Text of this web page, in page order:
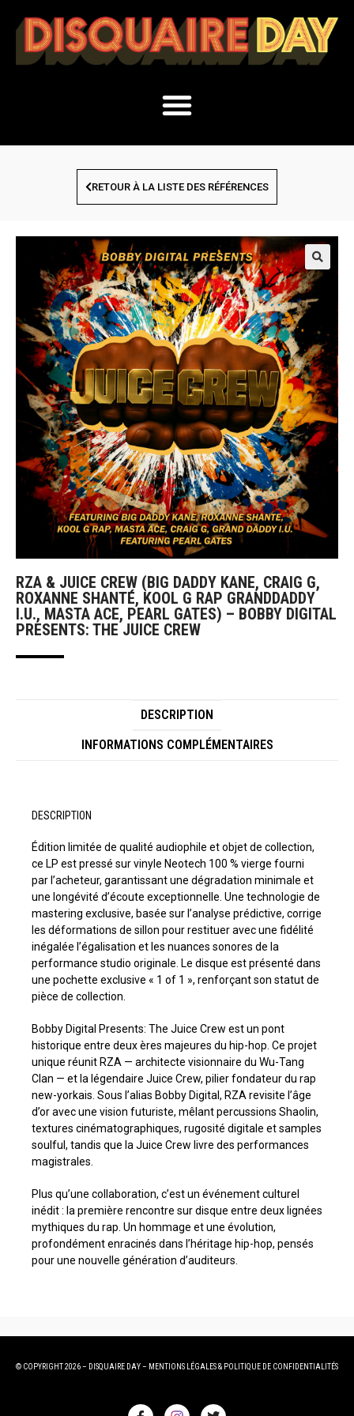
RETOUR À LA LISTE DES RÉFÉRENCES
RZA & JUICE CREW (BIG DADDY KANE, CRAIG G,
ROXANNE SHANTÉ, KOOL G RAP GRANDDADDY
I.U., MASTA ACE, PEARL GATES) – BOBBY DIGITAL
PRESENTS: THE JUICE CREW
DESCRIPTION
INFORMATIONS COMPLÉMENTAIRES
DESCRIPTION
Édition limitée de qualité audiophile et objet de collection,
ce LP est pressé sur vinyle Neotech 100 % vierge fourni
par l’acheteur, garantissant une dégradation minimale et
une longévité d’écoute exceptionnelle. Une technologie de
mastering exclusive, basée sur l’analyse prédictive, corrige
les déformations de sillon pour restituer avec une fidélité
inégalée l’égalisation et les nuances sonores de la
performance studio originale. Le disque est présenté dans
une pochette exclusive « 1 of 1 », renforçant son statut de
pièce de collection.
Bobby Digital Presents: The Juice Crew est un pont
historique entre deux ères majeures du hip-hop. Ce projet
unique réunit RZA — architecte visionnaire du Wu-Tang
Clan — et la légendaire Juice Crew, pilier fondateur du rap
new-yorkais. Sous l’alias Bobby Digital, RZA revisite l’âge
d’or avec une vision futuriste, mêlant percussions Shaolin,
textures cinématographiques, rugosité digitale et samples
soulful, tandis que la Juice Crew livre des performances
magistrales.
Plus qu’une collaboration, c’est un événement culturel
inédit : la première rencontre sur disque entre deux lignées
mythiques du rap. Un hommage et une évolution,
profondément enracinés dans l’héritage hip-hop, pensés
pour une nouvelle génération d’auditeurs.
© COPYRIGHT 2026 – DISQUAIRE DAY – MENTIONS LÉGALES& POLITIQUE DE CONFIDENTIALITÉS